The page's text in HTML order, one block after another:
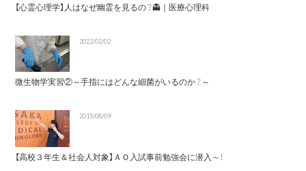
【心霊心理学】人はなぜ幽霊を見るの？👻｜医療心理科
2022/02/02
微生物学実習②～手指にはどんな細菌がいるのか？～
2015/08/09
【高校３年生＆社会人対象】ＡＯ入試事前勉強会に潜入～！